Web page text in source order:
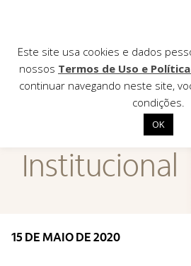
Institucional
Institucional
15 DE MAIO DE 2020
Este site usa cookies e dados
nossos Termos de Uso e
continuar navegando neste site,
condições.
OK